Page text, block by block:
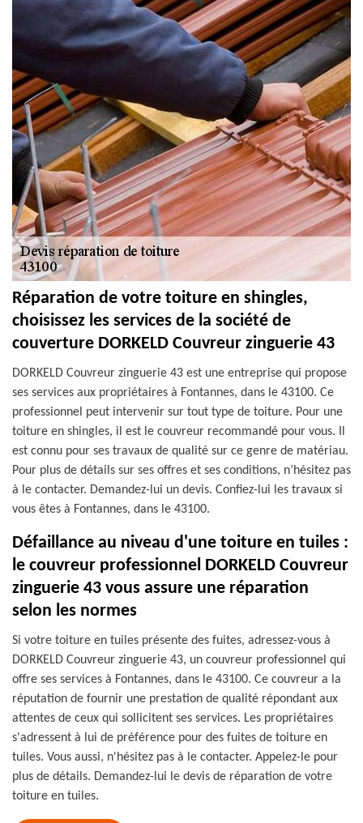
Réparation de votre toiture en shingles,
choisissez les services de la société de
couverture DORKELD Couvreur zinguerie 43
DORKELD Couvreur zinguerie 43 est une entreprise qui propose
ses services aux propriétaires à Fontannes, dans le 43100. Ce
professionnel peut intervenir sur tout type de toiture. Pour une
toiture en shingles, il est le couvreur recommandé pour vous. Il
est connu pour ses travaux de qualité sur ce genre de matériau.
Pour plus de détails sur ses offres et ses conditions, n’hésitez pas
à le contacter. Demandez-lui un devis. Confiez-lui les travaux si
vous êtes à Fontannes, dans le 43100.
Défaillance au niveau d'une toiture en tuiles :
le couvreur professionnel DORKELD Couvreur
zinguerie 43 vous assure une réparation
selon les normes
Si votre toiture en tuiles présente des fuites, adressez-vous à
DORKELD Couvreur zinguerie 43, un couvreur professionnel qui
offre ses services à Fontannes, dans le 43100. Ce couvreur a la
réputation de fournir une prestation de qualité répondant aux
attentes de ceux qui sollicitent ses services. Les propriétaires
s'adressent à lui de préférence pour des fuites de toiture en
tuiles. Vous aussi, n'hésitez pas à le contacter. Appelez-le pour
plus de détails. Demandez-lui le devis de réparation de votre
toiture en tuiles.